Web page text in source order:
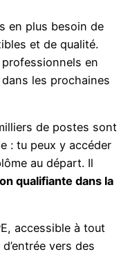
en plus besoin de
et de qualité.
en
les prochaines
de postes sont
: tu peux y accéder
au départ. Il
qualifiante dans la
accessible à tout
vers des